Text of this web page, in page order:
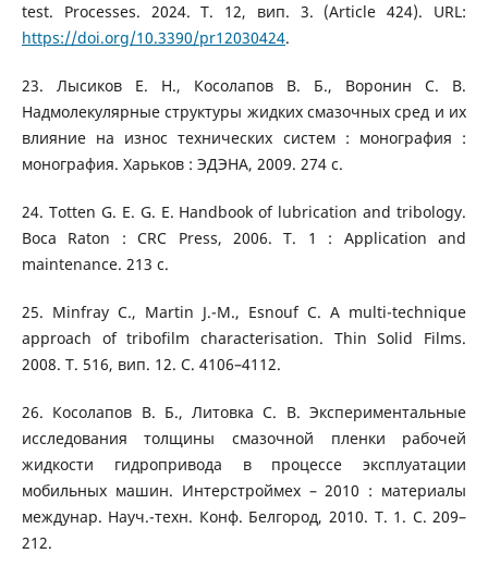
test. Processes. 2024. Т. 12, вип. 3. (Article 424). URL:
https://doi.org/10.3390/pr12030424.
23. Лысиков Е. Н., Косолапов В. Б., Воронин С. В.
Надмолекулярные структуры жидких смазочных сред и их
влияние на износ технических систем : монография :
монография. Харьков : ЭДЭНА, 2009. 274 с.
24. Totten G. E. G. E. Handbook of lubrication and tribology.
Boca Raton : CRC Press, 2006. Т. 1 : Application and
maintenance. 213 с.
25. Minfray C., Martin J.-M., Esnouf C. A multi-technique
approach of tribofilm characterisation. Thin Solid Films.
2008. Т. 516, вип. 12. С. 4106–4112.
26. Косолапов В. Б., Литовка С. В. Экспериментальные
исследования толщины смазочной пленки рабочей
жидкости гидропривода в процессе эксплуатации
мобильных машин. Интерстроймех – 2010 : материалы
междунар. Науч.-техн. Конф. Белгород, 2010. Т. 1. С. 209–
212.